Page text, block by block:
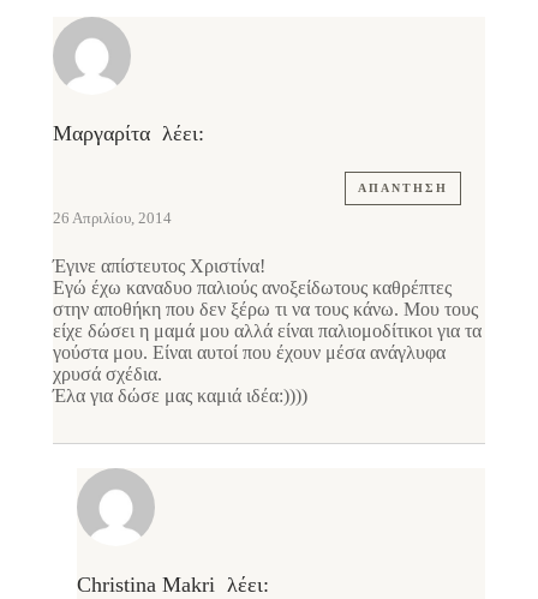
Μαργαρίτα λέει:
ΑΠΆΝΤΗΣΗ
26 Απριλίου, 2014
Έγινε απίστευτος Χριστίνα!
Εγώ έχω καναδυο παλιούς ανοξείδωτους καθρέπτες
στην αποθήκη που δεν ξέρω τι να τους κάνω. Μου τους
είχε δώσει η μαμά μου αλλά είναι παλιομοδίτικοι για τα
γούστα μου. Είναι αυτοί που έχουν μέσα ανάγλυφα
χρυσά σχέδια.
Έλα για δώσε μας καμιά ιδέα:))))
Christina Makri λέει: